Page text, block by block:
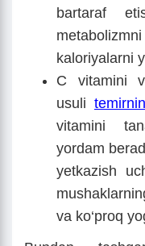
bartaraf
kaloriyalarni
C vitamini
usuli
vitamini
yordam
yetkazish
va ko‘proq